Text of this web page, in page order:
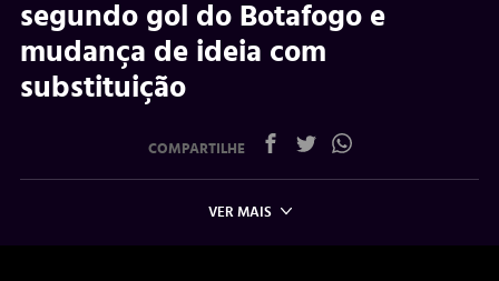
segundo gol do Botafogo e
mudança de ideia com
substituição
COMPARTILHE
VER MAIS